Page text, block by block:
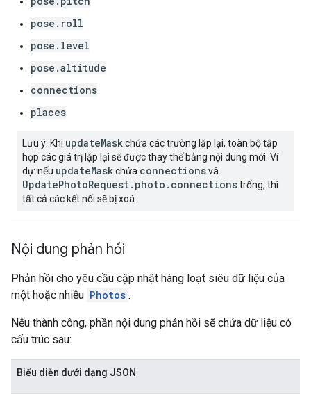
pose.roll
pose.level
pose.altitude
connections
places
Lưu ý: Khi updateMaskchứa các trường lặp lại, toàn bộ tập
hợp các giá trị lặp lại sẽ được thay thế bằng nội dung mới. Ví
dụ: nếu updateMaskchứa connectionsvà
UpdatePhotoRequest.photo.connectionstrống, thì
tất cả các kết nối sẽ bị xoá.
Nội dung phản hồi
Phản hồi cho yêu cầu cập nhật hàng loạt siêu dữ liệu của
một hoặc nhiều Photos .
Nếu thành công, phần nội dung phản hồi sẽ chứa dữ liệu có
cấu trúc sau:
Biểu diễn dưới dạng JSON